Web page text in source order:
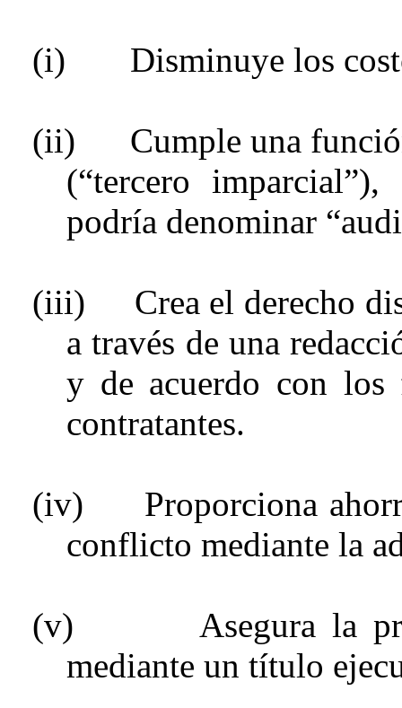
(i) Disminuye los
(ii)
Cumple una
(“tercero
podría denominar
(iii)
Crea el derecho
a través de una
y de acuerdo con
contratantes.
(iv)
Proporciona
conflicto mediante la
(v)
Asegura la
mediante un título